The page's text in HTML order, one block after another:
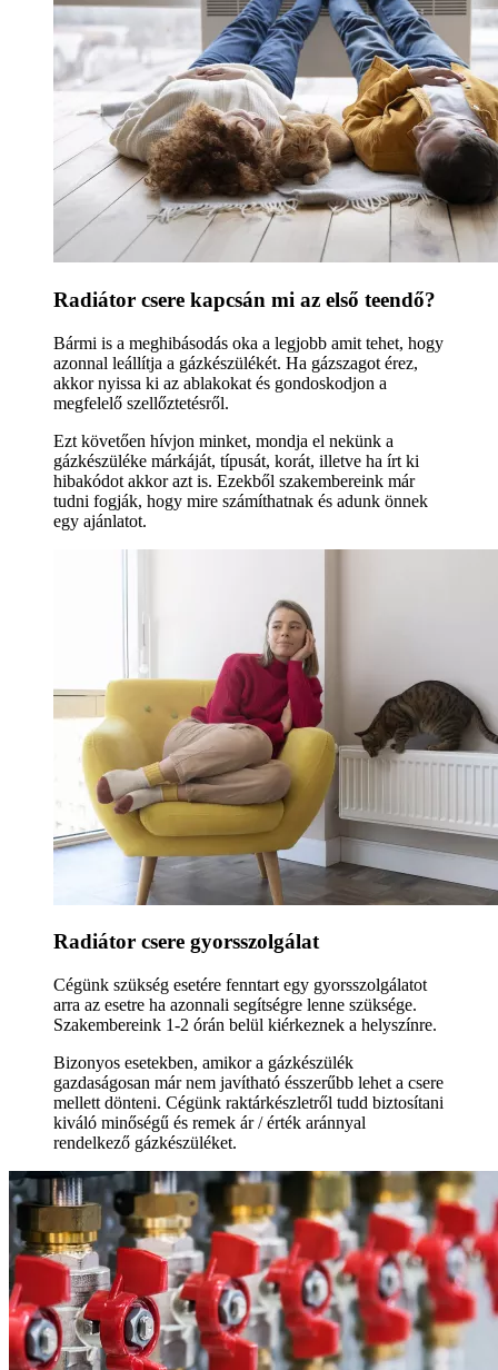
Radiátor csere kapcsán mi az első teendő?
Bármi is a meghibásodás oka a legjobb amit tehet, hogy
azonnal leállítja a gázkészülékét. Ha gázszagot érez,
akkor nyissa ki az ablakokat és gondoskodjon a
megfelelő szellőztetésről.
Ezt követően hívjon minket, mondja el nekünk a
gázkészüléke márkáját, típusát, korát, illetve ha írt ki
hibakódot akkor azt is. Ezekből szakembereink már
tudni fogják, hogy mire számíthatnak és adunk önnek
egy ajánlatot.
Radiátor csere gyorsszolgálat
Cégünk szükség esetére fenntart egy gyorsszolgálatot
arra az esetre ha azonnali segítségre lenne szüksége.
Szakembereink 1-2 órán belül kiérkeznek a helyszínre.
Bizonyos esetekben, amikor a gázkészülék
gazdaságosan már nem javítható ésszerűbb lehet a csere
mellett dönteni. Cégünk raktárkészletről tudd biztosítani
kiváló minőségű és remek ár / érték aránnyal
rendelkező gázkészüléket.